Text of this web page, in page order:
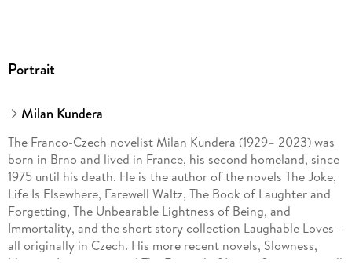
Portrait
Milan Kundera
The Franco-Czech novelist Milan Kundera (1929– 2023) was
born in Brno and lived in France, his second homeland, since
1975 until his death. He is the author of the novels The Joke,
Life Is Elsewhere, Farewell Waltz, The Book of Laughter and
Forgetting, The Unbearable Lightness of Being, and
Immortality, and the short story collection Laughable Loves—
all originally in Czech. His more recent novels, Slowness,
Identity, Ignorance, and The Festival of Insignificance, as well